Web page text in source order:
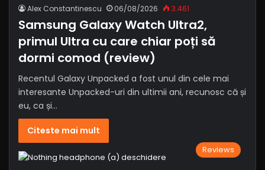
Alex Constantinescu 06/08/2026 3.461
Samsung Galaxy Watch Ultra2,
primul Ultra cu care chiar poți să
dormi comod (review)
Recentul Galaxy Unpacked a fost unul din cele mai
interesante Unpacked-uri din ultimii ani, recunosc că și
eu, ca și…
Citeste mai mult
Reviews